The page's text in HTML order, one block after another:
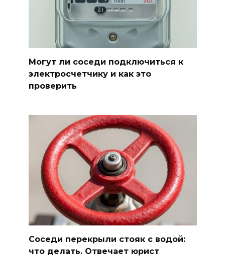
Могут ли соседи подключиться к
электросчетчику и как это
проверить
Соседи перекрыли стояк с водой:
что делать. Отвечает юрист